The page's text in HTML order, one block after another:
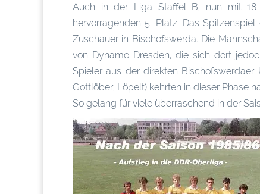
Auch in der Liga Staffel B, nun mit 18
hervorragenden 5. Platz. Das
Zuschauer in Bischofswerda. Die
von Dynamo Dresden, die sich dort
Spieler aus der direkten
Gottlöber, Löpelt) kehrten in dieser Phase
So gelang für viele überraschend in der